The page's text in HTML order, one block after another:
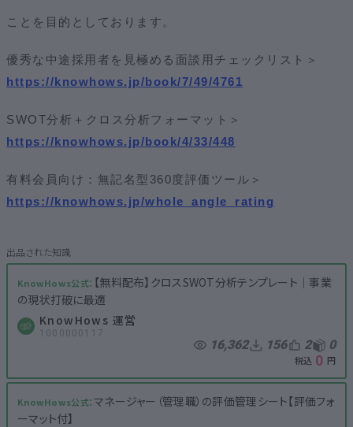
ことを目的としております。
優秀な中途採用者を見極める面談用チェックリスト＞
https://knowhows.jp/book/7/49/4761
SWOT分析＋クロス分析フォーマット＞
https://knowhows.jp/book/4/33/448
有料会員向け：無記名型360度評価ツール＞
https://knowhows.jp/whole_angle_rating
【無料配布】クロスSWOT分析テンプレート│事業
の現状打破に最適
KnowHows 運営
1000000117
16,362 156 2 0
0
マネージャー（管理職）の評価管理シート【評価フォ
ーマット付】